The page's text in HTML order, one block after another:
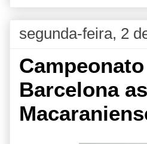
segunda-feira, 2
Barcelona